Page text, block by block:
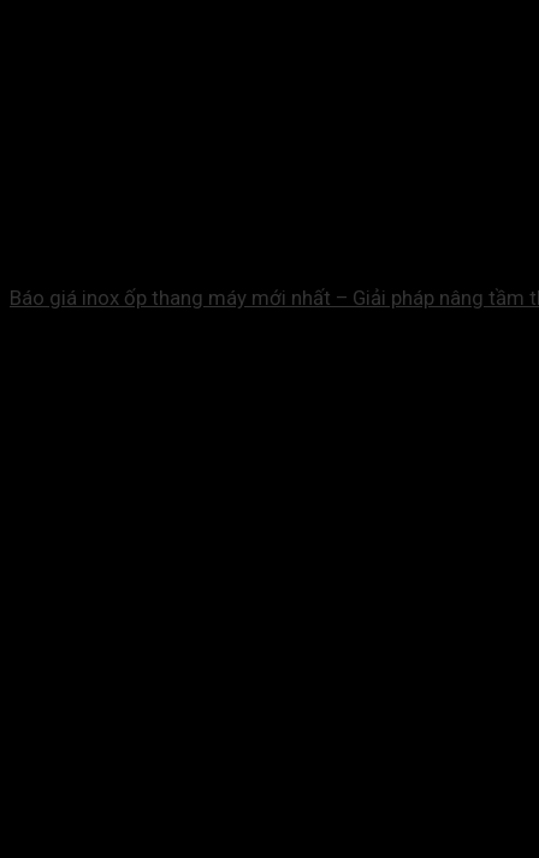
Báo giá inox ốp thang máy mới nhất – Giải pháp nâng tầm